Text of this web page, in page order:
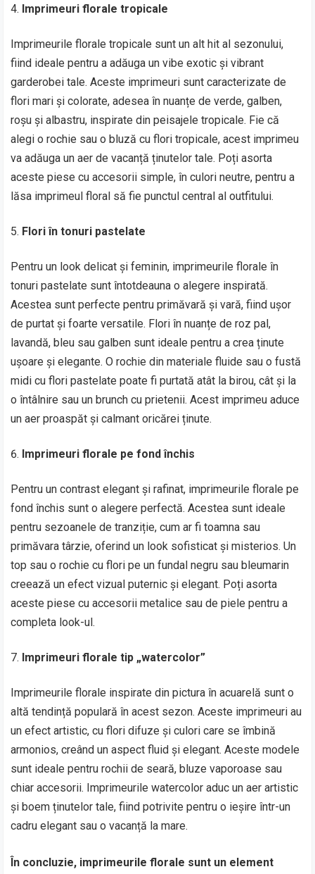
Imprimeuri florale tropicale
Imprimeurile florale tropicale sunt un alt hit al sezonului,
fiind ideale pentru a adăuga un vibe exotic și vibrant
garderobei tale. Aceste imprimeuri sunt caracterizate de
flori mari și colorate, adesea în nuanțe de verde, galben,
roșu și albastru, inspirate din peisajele tropicale. Fie că
alegi o rochie sau o bluză cu flori tropicale, acest imprimeu
va adăuga un aer de vacanță ținutelor tale. Poți asorta
aceste piese cu accesorii simple, în culori neutre, pentru a
lăsa imprimeul floral să fie punctul central al outfitului.
Flori în tonuri pastelate
Pentru un look delicat și feminin, imprimeurile florale în
tonuri pastelate sunt întotdeauna o alegere inspirată.
Acestea sunt perfecte pentru primăvară și vară, fiind ușor
de purtat și foarte versatile. Flori în nuanțe de roz pal,
lavandă, bleu sau galben sunt ideale pentru a crea ținute
ușoare și elegante. O rochie din materiale fluide sau o fustă
midi cu flori pastelate poate fi purtată atât la birou, cât și la
o întâlnire sau un brunch cu prietenii. Acest imprimeu aduce
un aer proaspăt și calmant oricărei ținute.
Imprimeuri florale pe fond închis
Pentru un contrast elegant și rafinat, imprimeurile florale pe
fond închis sunt o alegere perfectă. Acestea sunt ideale
pentru sezoanele de tranziție, cum ar fi toamna sau
primăvara târzie, oferind un look sofisticat și misterios. Un
top sau o rochie cu flori pe un fundal negru sau bleumarin
creează un efect vizual puternic și elegant. Poți asorta
aceste piese cu accesorii metalice sau de piele pentru a
completa look-ul.
Imprimeuri florale tip „watercolor”
Imprimeurile florale inspirate din pictura în acuarelă sunt o
altă tendință populară în acest sezon. Aceste imprimeuri au
un efect artistic, cu flori difuze și culori care se îmbină
armonios, creând un aspect fluid și elegant. Aceste modele
sunt ideale pentru rochii de seară, bluze vaporoase sau
chiar accesorii. Imprimeurile watercolor aduc un aer artistic
și boem ținutelor tale, fiind potrivite pentru o ieșire într-un
cadru elegant sau o vacanță la mare.
În concluzie, imprimeurile florale sunt un element